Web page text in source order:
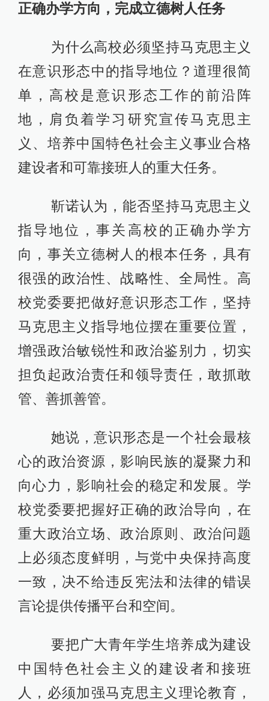
正确办学方向，完成立德树人任务
为什么高校必须坚持马克思主义
在意识形态中的指导地位？道理很简
单，高校是意识形态工作的前沿阵
地，肩负着学习研究宣传马克思主
义、培养中国特色社会主义事业合格
建设者和可靠接班人的重大任务。
靳诺认为，能否坚持马克思主义
指导地位，事关高校的正确办学方
向，事关立德树人的根本任务，具有
很强的政治性、战略性、全局性。高
校党委要把做好意识形态工作，坚持
马克思主义指导地位摆在重要位置，
增强政治敏锐性和政治鉴别力，切实
担负起政治责任和领导责任，敢抓敢
管、善抓善管。
她说，意识形态是一个社会最核
心的政治资源，影响民族的凝聚力和
向心力，影响社会的稳定和发展。学
校党委要把握好正确的政治导向，在
重大政治立场、政治原则、政治问题
上必须态度鲜明，与党中央保持高度
一致，决不给违反宪法和法律的错误
言论提供传播平台和空间。
要把广大青年学生培养成为建设
中国特色社会主义的建设者和接班
人，必须加强马克思主义理论教育，